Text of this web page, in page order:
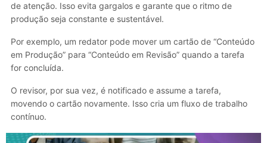
de atenção. Isso evita gargalos e garante que o ritmo de
produção seja constante e sustentável.
Por exemplo, um redator pode mover um cartão de “Conteúdo
em Produção” para “Conteúdo em Revisão” quando a tarefa
for concluída.
O revisor, por sua vez, é notificado e assume a tarefa,
movendo o cartão novamente. Isso cria um fluxo de trabalho
contínuo.